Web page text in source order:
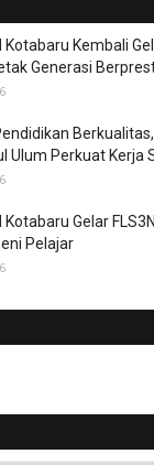
Kotabaru Kembali
Generasi
Ulum Perkuat Kerja
Kotabaru Gelar
Pelajar